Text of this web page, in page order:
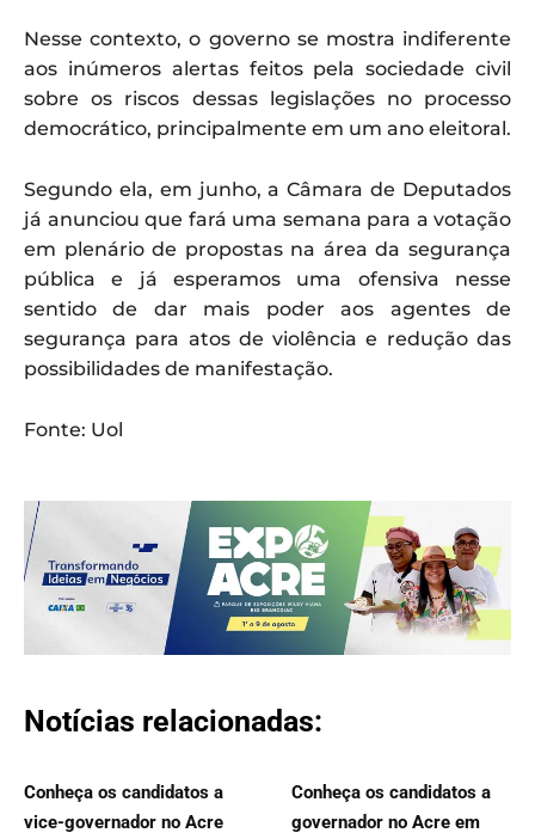
Nesse contexto, o governo se mostra indiferente
aos inúmeros alertas feitos pela sociedade civil
sobre os riscos dessas legislações no processo
democrático, principalmente em um ano eleitoral.
Segundo ela, em junho, a Câmara de Deputados
já anunciou que fará uma semana para a votação
em plenário de propostas na área da segurança
pública e já esperamos uma ofensiva nesse
sentido de dar mais poder aos agentes de
segurança para atos de violência e redução das
possibilidades de manifestação.
Fonte: Uol
Notícias relacionadas:
Conheça os candidatos a
vice-governador no Acre
Conheça os candidatos a
governador no Acre em